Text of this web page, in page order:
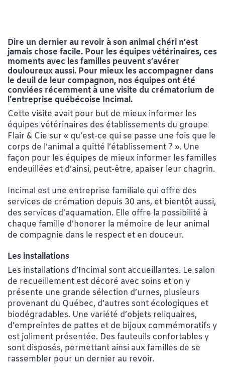
Dire un dernier au revoir à son animal chéri n’est
jamais chose facile. Pour les équipes vétérinaires, ces
moments avec les familles peuvent s’avérer
douloureux aussi. Pour mieux les accompagner dans
le deuil de leur compagnon, nos équipes ont été
conviées récemment à une visite du crématorium de
l’entreprise québécoise Incimal.
Cette visite avait pour but de mieux informer les
équipes vétérinaires des établissements du groupe
Flair & Cie sur « qu’est-ce qui se passe une fois que le
corps de l’animal a quitté l’établissement ? ». Une
façon pour les équipes de mieux informer les familles
endeuillées et d’ainsi, peut-être, apaiser leur chagrin.
Incimal est une entreprise familiale qui offre des
services de crémation depuis 30 ans, et bientôt aussi,
des services d’aquamation. Elle offre la possibilité à
chaque famille d’honorer la mémoire de leur animal
de compagnie dans le respect et en douceur.
Les installations
Les installations d’Incimal sont accueillantes. Le salon
de recueillement est décoré avec soins et on y
présente une grande sélection d’urnes, plusieurs
provenant du Québec, d’autres sont écologiques et
biodégradables. Une variété d’objets reliquaires,
d’empreintes de pattes et de bijoux commémoratifs y
est joliment présentée. Des fauteuils confortables y
sont disposés, permettant ainsi aux familles de se
rassembler pour un dernier au revoir.